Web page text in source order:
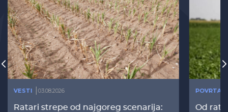
VESTI 03.08.2026
Ratari strepe od najgoreg scenarija:
Od